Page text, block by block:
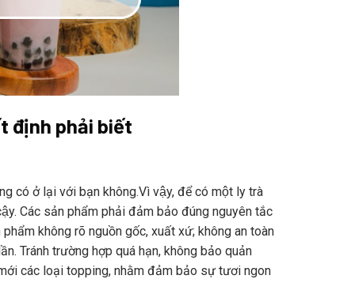
định phải biết
có ở lại với bạn không.Vì vậy, để có một ly trà
Các sản phẩm phải đảm bảo đúng nguyên tắc
không rõ nguồn gốc, xuất xứ; không an toàn
Tránh trường hợp quá hạn, không bảo quản
các loại topping, nhằm đảm bảo sự tươi ngon